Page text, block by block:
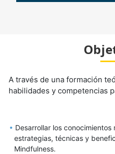
A través de una formación
habilidades y competencias
Desarrollar los conocimientos
estrategias, técnicas y
Mindfulness.